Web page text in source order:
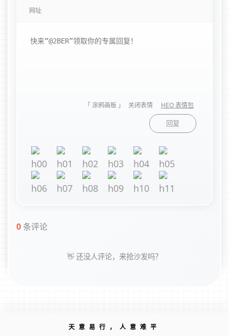
「 涂鸦画板 」 关闭表情 HEO 表情包
回复
0条评论
👋 还没人评论，来抢沙发吗？
天意易行，人意难平